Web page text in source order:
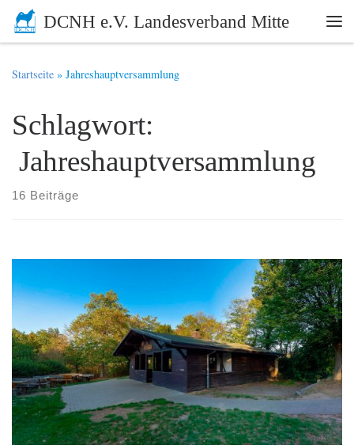
Zum Inhalt springen
DCNH e.V. Landesverband Mitte
Startseite » Jahreshauptversammlung
Schlagwort:
Jahreshauptversammlung
16 Beiträge